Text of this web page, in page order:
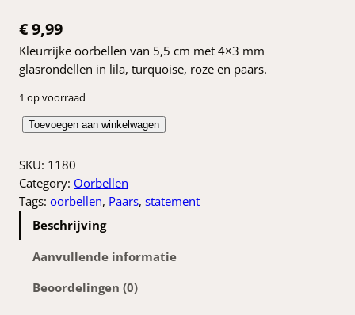
€9,99
Kleurrijke oorbellen van 5,5 cm met 4×3 mm
glasrondellen in lila, turquoise, roze en paars.
1 op voorraad
P
a
r
s
e
Toevoegen aan winkelwagen
SKU: 1180
Category: Oorbellen
Tags: oorbellen, Paars, statement
Beschrijving
Aanvullende informatie
Beoordelingen (0)